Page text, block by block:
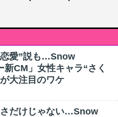
恋愛”説も…Snow
新CM」女性キャラ“さく
大注目のワケ
だけじゃない…Snow